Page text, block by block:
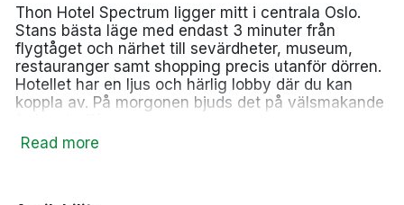
Thon Hotel Spectrum ligger mitt i centrala Oslo.
Stans bästa läge med endast 3 minuter från
flygtåget och närhet till sevärdheter, museum,
restauranger samt shopping precis utanför dörren.
Hotellet har en ljus och härlig lobby där du kan
koppla av. På morgonen bjuds det på välsmakande
Read more